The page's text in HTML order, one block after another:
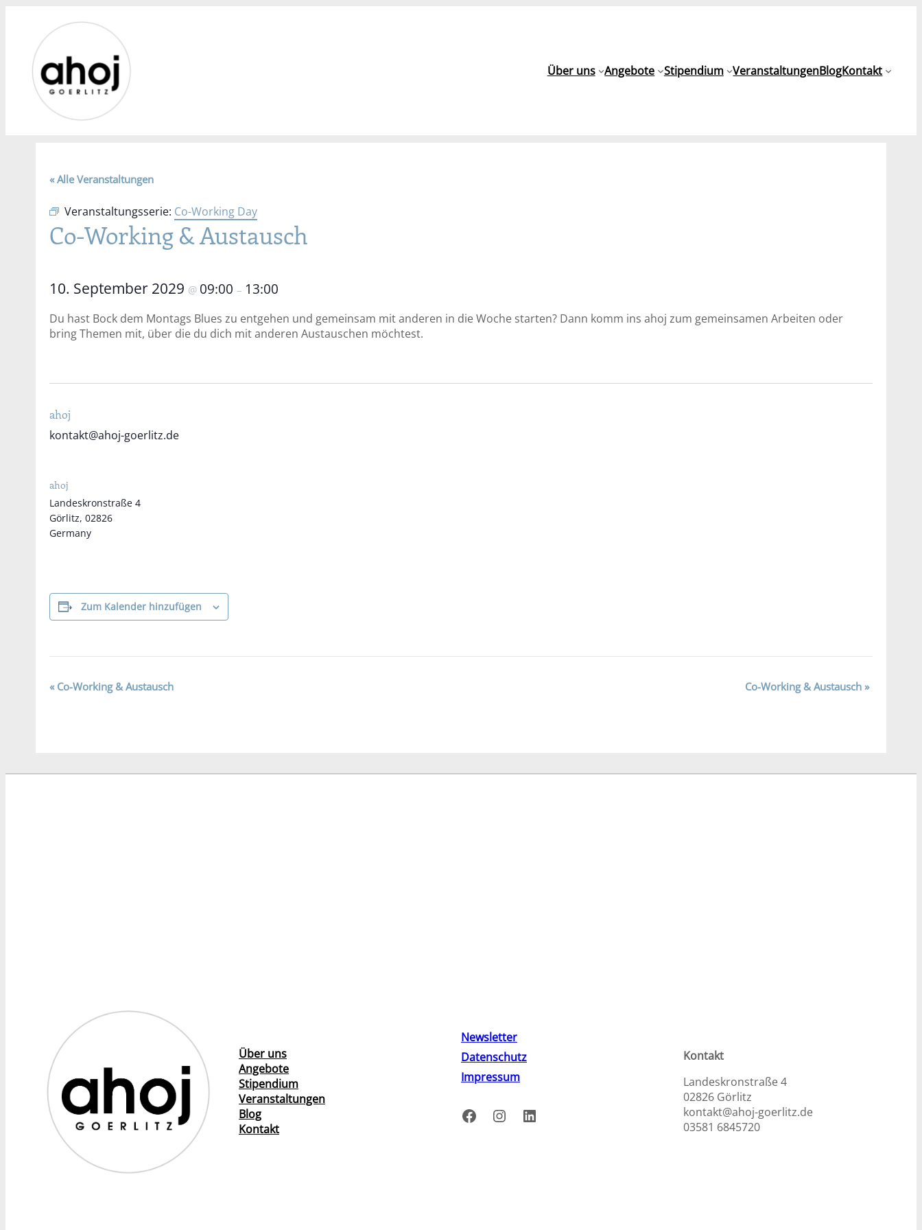
Über uns Angebote Stipendium VeranstaltungenBlogKontakt
« Alle Veranstaltungen
Veranstaltungsserie: Co-Working Day
Co-Working & Austausch
10. September 2029 @ 09:00 – 13:00
Du hast Bock dem Montags Blues zu entgehen und gemeinsam mit anderen in die Woche starten? Dann komm ins ahoj zum gemeinsamen Arbeiten oder
bring Themen mit, über die du dich mit anderen Austauschen möchtest.
ahoj
kontakt@ahoj-goerlitz.de
ahoj
Landeskronstraße 4
Görlitz, 02826
Germany
Zum Kalender hinzufügen
Veranstaltung-
«Co-Working & Austausch Co-Working & Austausch »
Über uns
Angebote
Stipendium
Veranstaltungen
Blog
Kontakt
Newsletter
Datenschutz
Impressum
Facebook Instagram LinkedIn
Kontakt
Landeskronstraße 4
02826 Görlitz
kontakt@ahoj-goerlitz.de
03581 6845720